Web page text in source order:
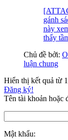
gánh
này
thấy
Chủ đề bởi:
luận chung
Hiển thị kết quả từ
Đăng ký!
Tên tài khoản hoặc
Mật khẩu: